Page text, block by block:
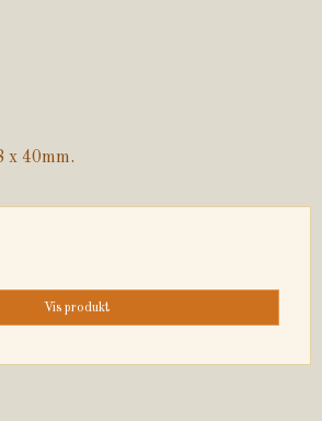
x 40mm.
Vis produkt